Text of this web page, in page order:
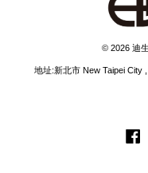
© 2026 迪
地址:新北市 New Taipei City